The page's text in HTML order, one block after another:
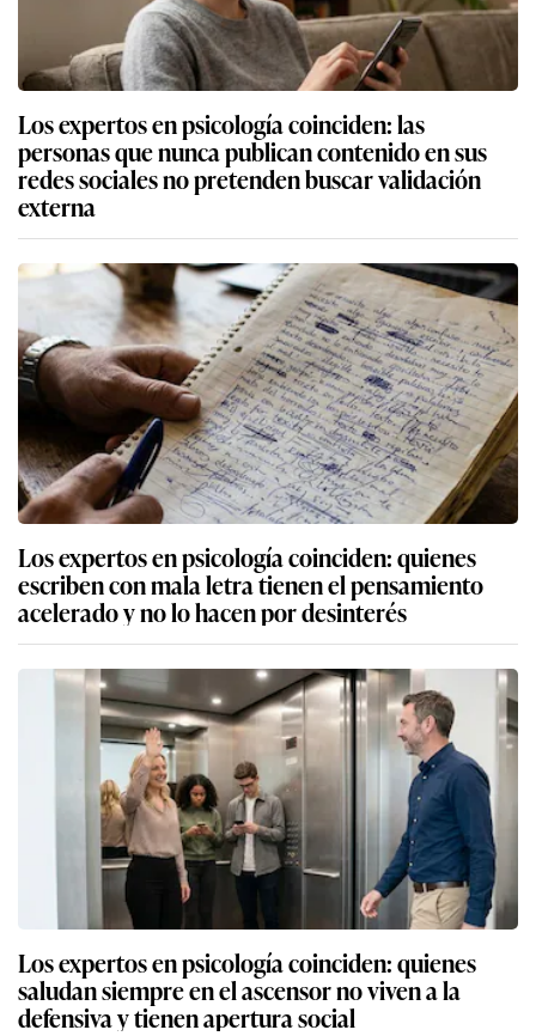
Los expertos en psicología coinciden: las
personas que nunca publican contenido en sus
redes sociales no pretenden buscar validación
externa
Los expertos en psicología coinciden: quienes
escriben con mala letra tienen el pensamiento
acelerado y no lo hacen por desinterés
Los expertos en psicología coinciden: quienes
saludan siempre en el ascensor no viven a la
defensiva y tienen apertura social